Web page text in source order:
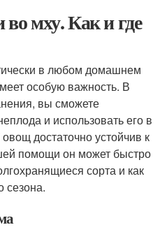
мху. Как и где
в любом домашнем
особую важность. В
вы сможете
и использовать его в
достаточно устойчив к
помощи он может быстро
сорта и как
сезона.